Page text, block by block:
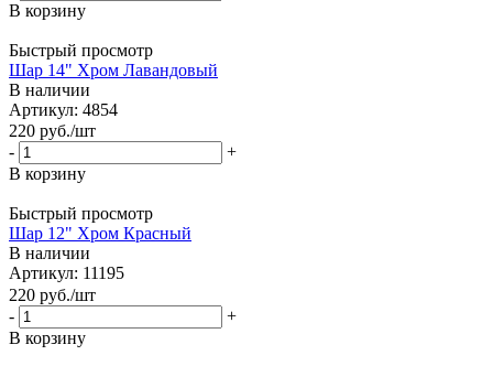
В корзину
Быстрый просмотр
Шар 14" Хром Лавандовый
В наличии
Артикул: 4854
220 руб./шт
-
+
В корзину
Быстрый просмотр
Шар 12" Хром Красный
В наличии
Артикул: 11195
220 руб./шт
-
+
В корзину